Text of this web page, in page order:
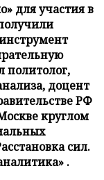
для участия в
политолог,
доцент
РФ
круглом
сил.
.